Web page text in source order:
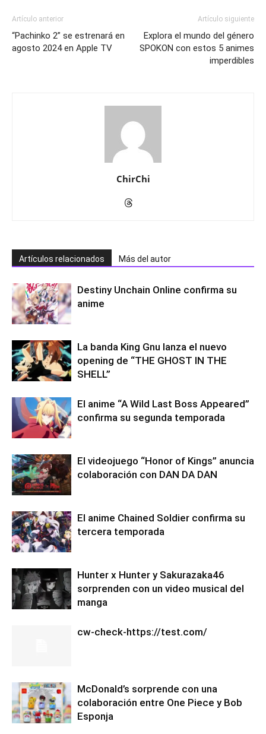
Artículo anterior
“Pachinko 2” se estrenará en
agosto 2024 en Apple TV
Artículo siguiente
Explora el mundo del género
SPOKON con estos 5 animes
imperdibles
ChirChi
Artículos relacionados Más del autor
Destiny Unchain Online confirma su
anime
La banda King Gnu lanza el nuevo
opening de “THE GHOST IN THE
SHELL”
El anime “A Wild Last Boss Appeared”
confirma su segunda temporada
El videojuego “Honor of Kings” anuncia
colaboración con DAN DA DAN
El anime Chained Soldier confirma su
tercera temporada
Hunter x Hunter y Sakurazaka46
sorprenden con un video musical del
manga
cw-check-https://test.com/
McDonald’s sorprende con una
colaboración entre One Piece y Bob
Esponja